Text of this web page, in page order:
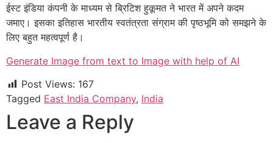
ईस्ट इंडिया कंपनी के माध्यम से ब्रिटिश हुकूमत ने भारत में अपने कदम
जमाए। इसका इतिहास भारतीय स्वतंत्रता संग्राम की पृष्ठभूमि को समझने के
लिए बहुत महत्वपूर्ण है।
Generate Image from text to Image with help of AI
Post Views: 167
Tagged East India Company, India
Leave a Reply